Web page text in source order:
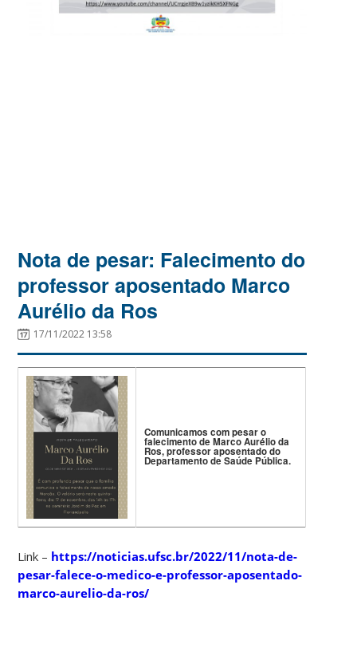
Nota de pesar: Falecimento do
professor aposentado Marco
Aurélio da Ros
17/11/2022 13:58
Comunicamos com pesar o
falecimento de Marco Aurélio da
Ros, professor aposentado do
Departamento de Saúde Pública.
Link – https://noticias.ufsc.br/2022/11/nota-de-
pesar-falece-o-medico-e-professor-aposentado-
marco-aurelio-da-ros/